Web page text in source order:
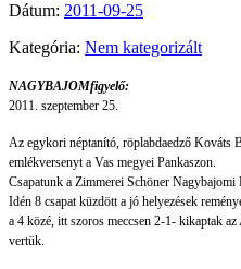
Dátum: 2011-09-25
Kategória: Nem kategorizált
NAGYBAJOMfigyelő:
2011. szeptember 25.
Az egykori néptanító, röplabdaedző Kováts
emlékversenyt a Vas megyei Pankaszon.
Csapatunk a Zimmerei Schöner Nagybajomi
Idén 8 csapat küzdött a jó helyezések
a 4 közé, itt szoros meccsen 2-1- kikaptak
vertük.